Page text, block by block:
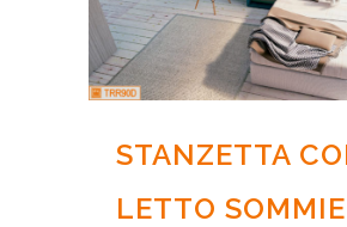
STANZETTA
LETTO